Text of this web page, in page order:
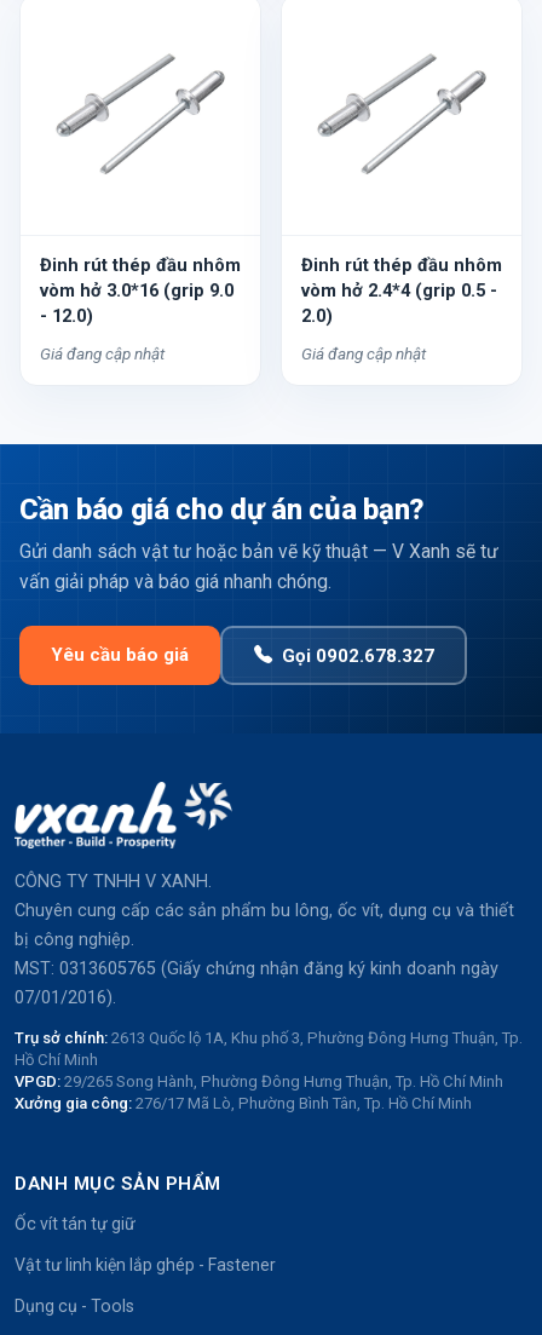
Đinh rút thép đầu nhôm
vòm hở 3.0*16 (grip 9.0
- 12.0)
Giá đang cập nhật
Đinh rút thép đầu nhôm
vòm hở 2.4*4 (grip 0.5 -
2.0)
Giá đang cập nhật
Cần báo giá cho dự án của bạn?
Gửi danh sách vật tư hoặc bản vẽ kỹ thuật — V Xanh sẽ tư
vấn giải pháp và báo giá nhanh chóng.
Yêu cầu báo giá Gọi 0902.678.327
CÔNG TY TNHH V XANH.
Chuyên cung cấp các sản phẩm bu lông, ốc vít, dụng cụ và thiết
bị công nghiệp.
MST: 0313605765 (Giấy chứng nhận đăng ký kinh doanh ngày
07/01/2016).
Trụ sở chính: 2613 Quốc lộ 1A, Khu phố 3, Phường Đông Hưng Thuận, Tp.
Hồ Chí Minh
VPGD: 29/265 Song Hành, Phường Đông Hưng Thuận, Tp. Hồ Chí Minh
Xưởng gia công: 276/17 Mã Lò, Phường Bình Tân, Tp. Hồ Chí Minh
DANH MỤC SẢN PHẨM
Ốc vít tán tự giữ
Vật tư linh kiện lắp ghép - Fastener
Dụng cụ - Tools